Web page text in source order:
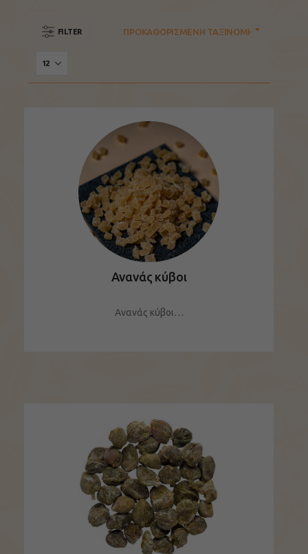
FILTER
Ανανάς κύβοι
Ανανάς κύβοι…